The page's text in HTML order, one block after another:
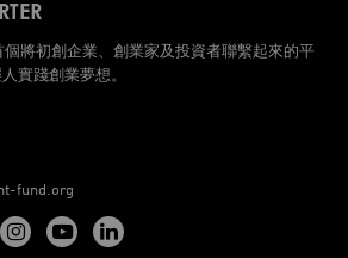
個將初創企業、創業家及投資者聯繫起來的平
實踐創業夢想。
fund.org